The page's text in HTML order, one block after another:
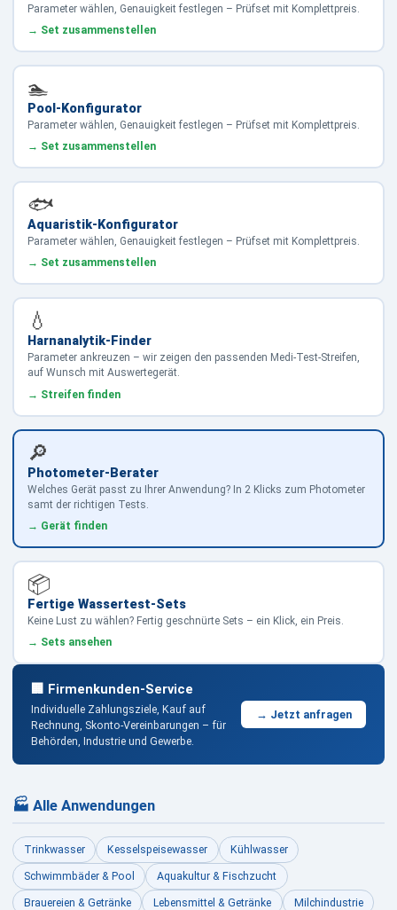
Parameter wählen, Genauigkeit festlegen – Prüfset mit Komplettpreis.
→ Set zusammenstellen
🏊
Pool-Konfigurator
Parameter wählen, Genauigkeit festlegen – Prüfset mit Komplettpreis.
→ Set zusammenstellen
🐟
Aquaristik-Konfigurator
Parameter wählen, Genauigkeit festlegen – Prüfset mit Komplettpreis.
→ Set zusammenstellen
💧
Harnanalytik-Finder
Parameter ankreuzen – wir zeigen den passenden Medi-Test-Streifen,
auf Wunsch mit Auswertegerät.
→ Streifen finden
🔎
Photometer-Berater
Welches Gerät passt zu Ihrer Anwendung? In 2 Klicks zum Photometer
samt der richtigen Tests.
→ Gerät finden
📦
Fertige Wassertest-Sets
Keine Lust zu wählen? Fertig geschnürte Sets – ein Klick, ein Preis.
→ Sets ansehen
🏢 Firmenkunden-Service
Individuelle Zahlungsziele, Kauf auf
Rechnung, Skonto-Vereinbarungen – für
Behörden, Industrie und Gewerbe.
→ Jetzt anfragen
🏭 Alle Anwendungen
Trinkwasser Kesselspeisewasser Kühlwasser
Schwimmbäder & Pool Aquakultur & Fischzucht
Brauereien & Getränke Lebensmittel & Getränke Milchindustrie